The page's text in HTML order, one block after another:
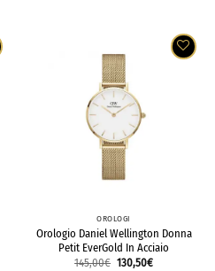
OROLOGI
Orologio Daniel Wellington Donna
Petit EverGold In Acciaio
145,00€ 130,50€